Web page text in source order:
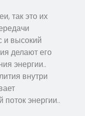
так это их
и высокий
делают его
энергии..
внутри
энергии..